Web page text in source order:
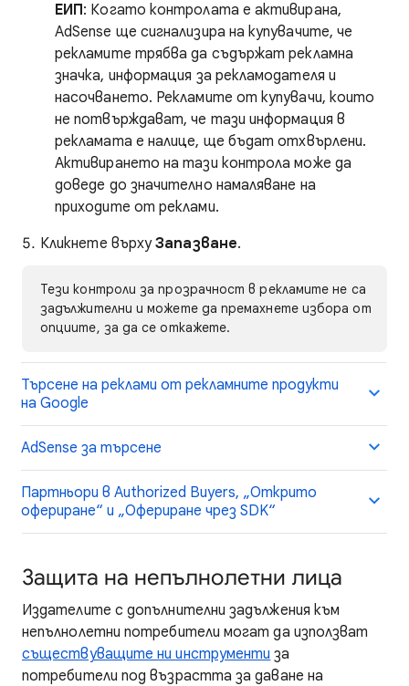
ЕИП: Когато контролата е активирана,
AdSense ще сигнализира на купувачите, че
рекламите трябва да съдържат рекламна
значка, информация за рекламодателя и
насочването. Рекламите от купувачи, които
не потвърждават, че тази информация в
рекламата е налице, ще бъдат отхвърлени.
Активирането на тази контрола може да
доведе до значително намаляване на
приходите от реклами.
Кликнете върхуЗапазване.
Тези контроли за прозрачност в рекламите не са
задължителни и можете да премахнете избора от
опциите, за да се откажете.
Търсене на реклами от рекламните продукти
на Google
AdSense за търсене
Партньори в Authorized Buyers, „Открито
офериране“ и „Офериране чрез SDK“
Защита на непълнолетни лица
Издателите с допълнителни задължения към
непълнолетни потребители могат да използват
съществуващите ни инструменти за
потребители под възрастта за даване на